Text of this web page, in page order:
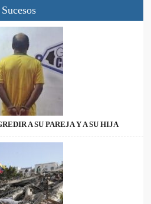
Sucesos
A SU PAREJA Y A SU HIJA